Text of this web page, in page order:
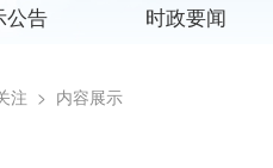
公告 时政要闻
注 > 内容展示